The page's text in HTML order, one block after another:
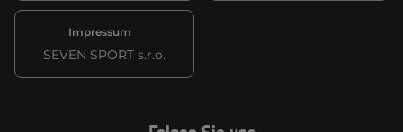
Impressum
SEVEN SPORT s.r.o.